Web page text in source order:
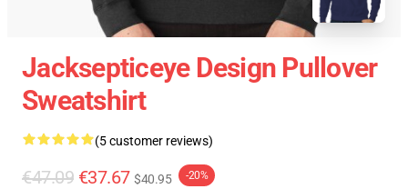
Jacksepticeye Design Pullover
Sweatshirt
(5 customer reviews)
€47.09 €37.67 $40.95 -20%